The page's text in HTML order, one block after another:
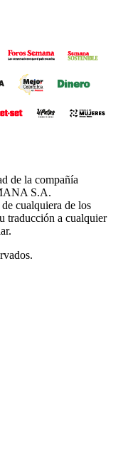
de la compañía
S.A.
cualquiera de los
traducción a cualquier